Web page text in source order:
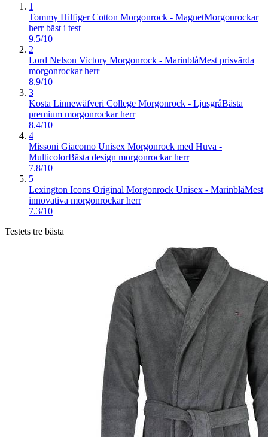
1
Tommy Hilfiger Cotton Morgonrock - MagnetMorgonrockar
herr bäst i test
9.5/10
2
Lord Nelson Victory Morgonrock - MarinblåMest prisvärda
morgonrockar herr
8.9/10
3
Kosta Linnewäfveri College Morgonrock - LjusgråBästa
premium morgonrockar herr
8.4/10
4
Missoni Giacomo Unisex Morgonrock med Huva -
MulticolorBästa design morgonrockar herr
7.8/10
5
Lexington Icons Original Morgonrock Unisex - MarinblåMest
innovativa morgonrockar herr
7.3/10
Testets tre bästa